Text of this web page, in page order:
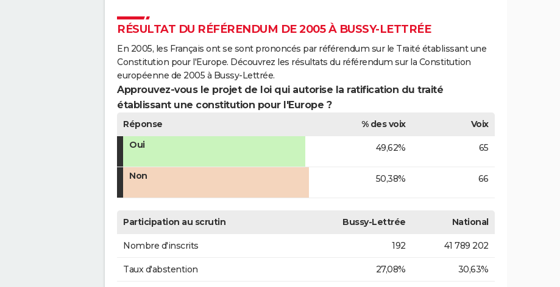
RÉSULTAT DU RÉFÉRENDUM DE 2005 À BUSSY-LETTRÉE
En 2005, les Français ont se sont prononcés par référendum sur le Traité établissant une
Constitution pour l'Europe. Découvrez les résultats du référendum sur la Constitution
européenne de 2005 à Bussy-Lettrée.
Approuvez-vous le projet de loi qui autorise la ratification du traité
établissant une constitution pour l'Europe ?
Réponse % des voix
Voix
Oui
49,62% 65
Non 50,38% 66
Participation au scrutin Bussy-Lettrée National
Nombre d'inscrits 192 41 789 202
Taux d'abstention 27,08% 30,63%